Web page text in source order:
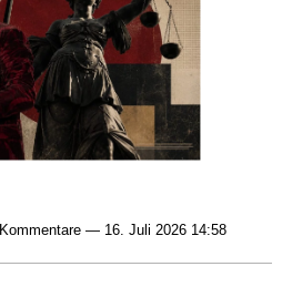
Kommentare — 16. Juli 2026 14:58